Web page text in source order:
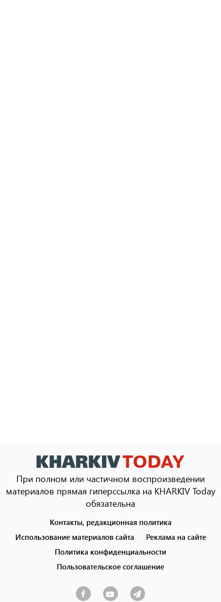
При полном или частичном воспроизведении
материалов прямая гиперссылка на KHARKIV Today
обязательна
menu
Контакты, редакционная политика
Использование материалов сайта
Реклама на сайте
Политика конфиденциальности
Пользовательское соглашение